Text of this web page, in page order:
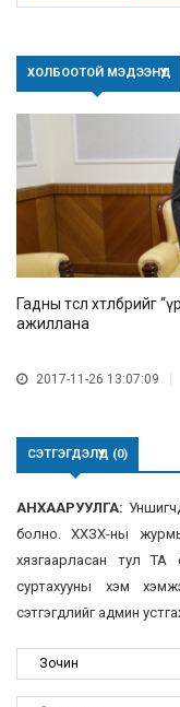
ХОЛБООТОЙ МЭДЭЭНҮҮД
Гадны төсөл
ажиллана
2017-11-26 13:07:09
СЭТГЭГДЭЛҮҮД (0)
АНХААРУУЛГА:
болно. ХХЗХ-ны
хязгаарласан тул ТА
суртахууны хэм
сэтгэгдлийг админ